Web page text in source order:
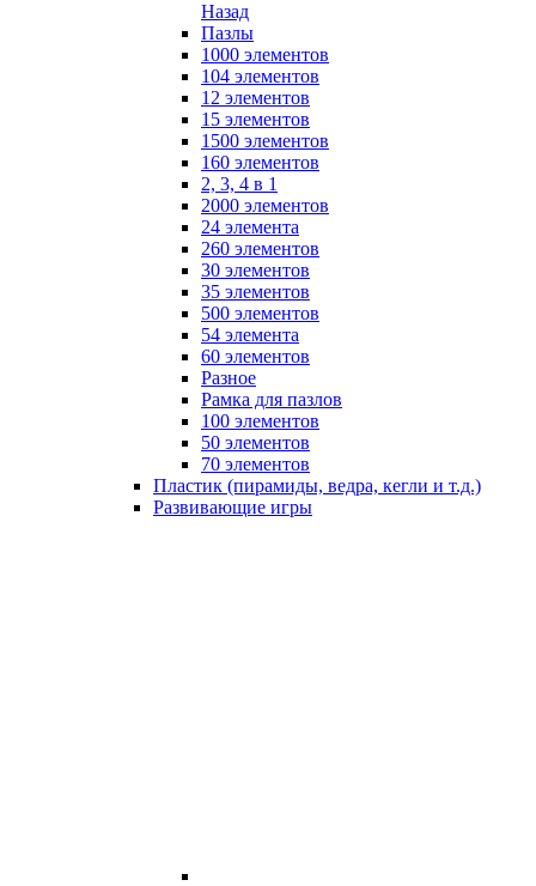
Назад
Пазлы
1000 элементов
104 элементов
12 элементов
15 элементов
1500 элементов
160 элементов
2, 3, 4 в 1
2000 элементов
24 элемента
260 элементов
30 элементов
35 элементов
500 элементов
54 элемента
60 элементов
Разное
Рамка для пазлов
100 элементов
50 элементов
70 элементов
Пластик (пирамиды, ведра, кегли и т.д.)
Развивающие игры